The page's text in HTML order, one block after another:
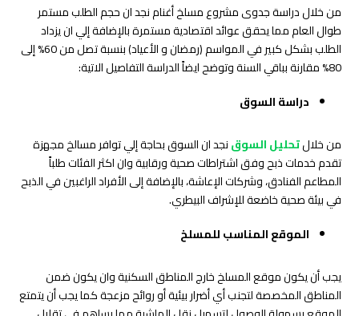
من خلال دراسة جدوى مشروع مسلخ أغنام نجد ان حجم الطلب مستمر
طوال العام مما يحقق عوائد اقتصادية مستمرة بالإضافة إلي ان يزداد
الطلب بشكل كبير في المواسم (رمضان و الأعياد) بنسبة تصل من 60% إلى
80% مقارنة بباقي السنة وتوضح ايضاً الدراسة التفاصيل الاتية:
دراسة السوق
من خلالتحليل السوقنجد ان السوق بحاجة إلي توافر مسالخ مجهزة
تقدم خدمات ذبح وفق اشتراطات صحية ورقابية وان اكثر الفئات طلباً
المطاعم الفنادق، وشركات الإعاشة، بالإضافة إلى الأفراد الراغبين في الذبح
في بيئة صحية خاضعة للإشراف البيطري.
الموقع المناسب للمسلخ
يجب أن يكون موقع المسلخ خارج المناطق السكنية وان يكون ضمن
المناطق المخصصة لتجنب أي أضرار بيئية أو روائح مزعجة كما يجب أن يتمتع